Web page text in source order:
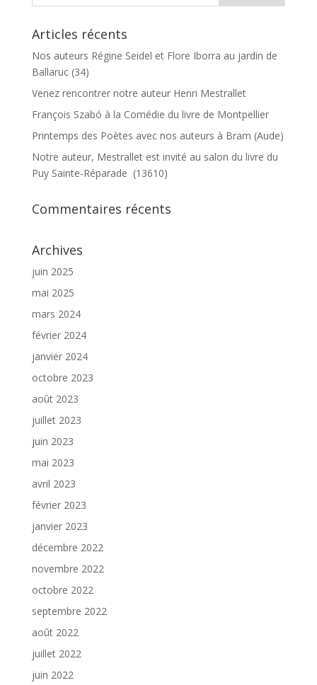
Articles récents
Nos auteurs Régine Seidel et Flore Iborra au jardin de
Ballaruc (34)
Venez rencontrer notre auteur Henri Mestrallet
François Szabó à la Comédie du livre de Montpellier
Printemps des Poètes avec nos auteurs à Bram (Aude)
Notre auteur, Mestrallet est invité au salon du livre du
Puy Sainte-Réparade (13610)
Commentaires récents
Archives
juin 2025
mai 2025
mars 2024
février 2024
janvier 2024
octobre 2023
août 2023
juillet 2023
juin 2023
mai 2023
avril 2023
février 2023
janvier 2023
décembre 2022
novembre 2022
octobre 2022
septembre 2022
août 2022
juillet 2022
juin 2022